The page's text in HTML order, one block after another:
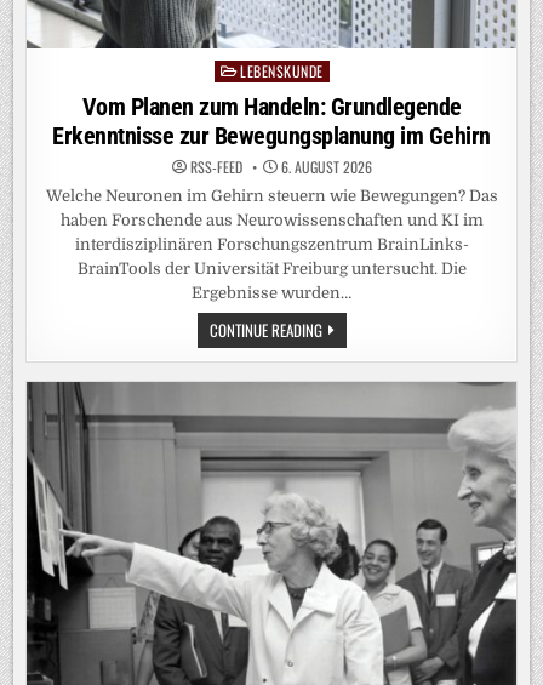
PostedLEBENSKUNDE
Vom Planen zum Handeln: Grundlegende
Erkenntnisse zur Bewegungsplanung im Gehirn
RSS-FEED 6. AUGUST 2026
Welche Neuronen im Gehirn steuern wie Bewegungen? Das
haben Forschende aus Neurowissenschaften und KI im
interdisziplinären Forschungszentrum BrainLinks-
BrainTools der Universität Freiburg untersucht. Die
Ergebnisse wurden…
CONTINUE READINGVOM
PLANEN
ZUM
ZUR
BEWEGUNGSPLANUNG
IM
GEHIRN